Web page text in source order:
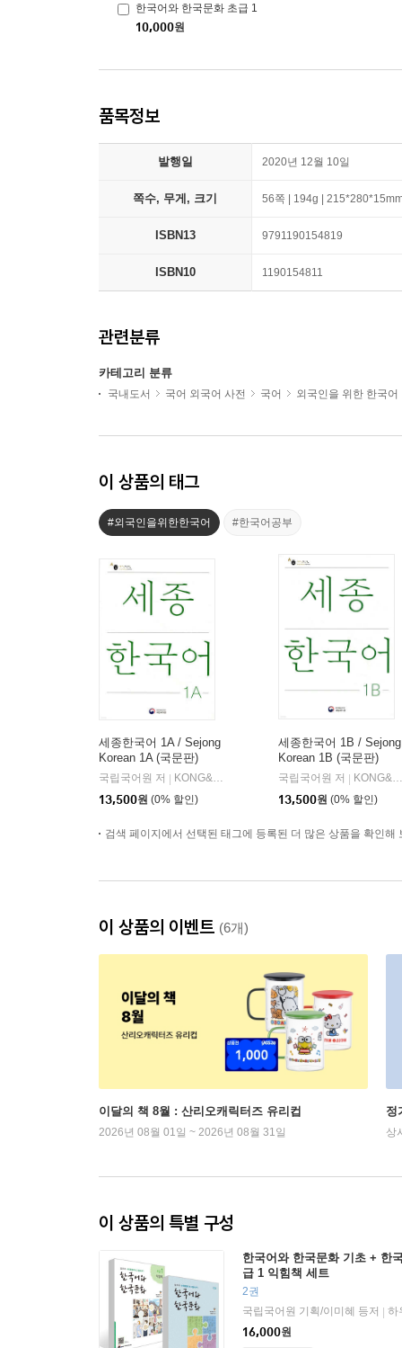
한국어와 한국문화 초급 1
10,000원
품목정보
발행일 2020년 12월 10일
쪽수, 무게, 크기 56쪽 | 194g |
ISBN13 9791190154819
ISBN10 1190154811
관련분류
카테고리 분류
국내도서 국어 외국어 사전 국어 외국인을 위한 한국어
이 상품의 태그
#외국인을위한한국어 #한국어공부
세종한국어 1A / Sejong
Korean 1A (국문판)
국립국어원 저
KONG&PARK
13,500원 (0% 할인)
세종한국어 1B / Sejong
Korean 1B (국문판)
국립국어원 저
KONG&PARK
13,500원 (0% 할인)
검색 페이지에서 선택된 태그에 등록된 더 많은 상품을 확인해
이 상품의 이벤트 (6개)
이달의 책 8월 : 산리오캐릭터즈 유리컵
2026년 08월 01일 ~ 2026년 08월 31일
정
상
이 상품의 특별 구성
한국어와 한국문화 기초 + 한
급 1 익힘책 세트
2권
국립국어원 기획/이미혜 등저
하
16,000원